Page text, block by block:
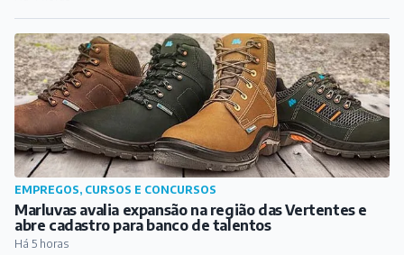
e cocaína
Há 4 horas
COTIDIANO
Duas mulheres presas por tráfico de drogas no bairro